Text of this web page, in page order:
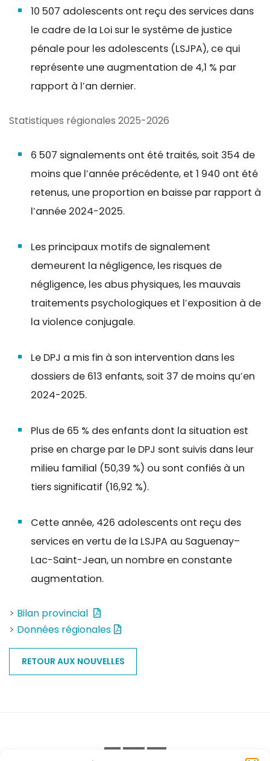
10 507 adolescents ont reçu des services dans
le cadre de la Loi sur le système de justice
pénale pour les adolescents (LSJPA), ce qui
représente une augmentation de 4,1 % par
rapport à l’an dernier.
Statistiques régionales 2025-2026
6 507 signalements ont été traités, soit 354 de
moins que l’année précédente, et 1 940 ont été
retenus, une proportion en baisse par rapport à
l’année 2024-2025.
Les principaux motifs de signalement
demeurent la négligence, les risques de
négligence, les abus physiques, les mauvais
traitements psychologiques et l’exposition à de
la violence conjugale.
Le DPJ a mis fin à son intervention dans les
dossiers de 613 enfants, soit 37 de moins qu’en
2024-2025.
Plus de 65 % des enfants dont la situation est
prise en charge par le DPJ sont suivis dans leur
milieu familial (50,39 %) ou sont confiés à un
tiers significatif (16,92 %).
Cette année, 426 adolescents ont reçu des
services en vertu de la LSJPA au Saguenay–
Lac-Saint-Jean, un nombre en constante
augmentation.
> Bilan provincial
> Données régionales
RETOUR AUX NOUVELLES